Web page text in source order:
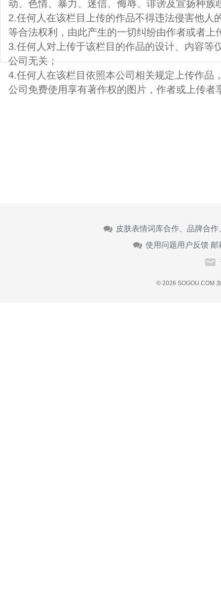
动、色情、暴力、迷信、侮辱、诽谤及宣扬种族
2.任何人在该栏目上传的作品不得违法侵害他人
等合法权利，由此产生的一切纠纷由作者或者上
3.任何人对上传于该栏目的作品的设计、内容等
公司无关；
4.任何人在该栏目依照本公司相关规定上传作品
公司免费使用享有著作权的图片，作者或上传者
皮肤表情词库合作、品牌合
使用问题用户反馈 邮
© 2026 SOGOU.COM